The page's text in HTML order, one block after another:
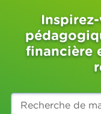
financière
Recherche